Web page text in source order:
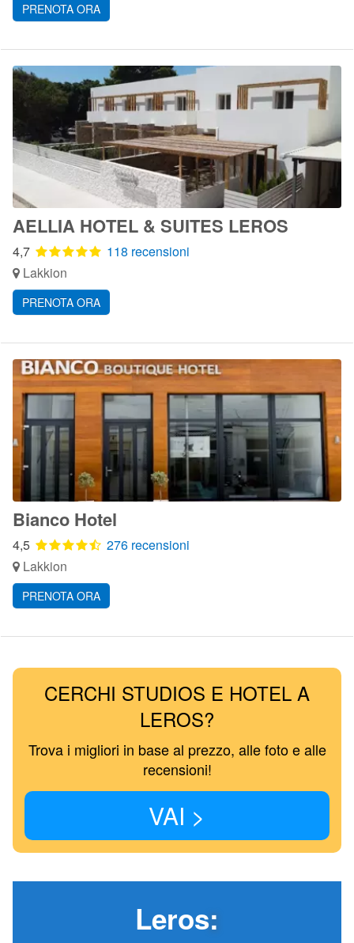
PRENOTA ORA
AELLIA HOTEL & SUITES LEROS
4,7
118 recensioni
Lakkion
PRENOTA ORA
Bianco Hotel
4,5
276 recensioni
Lakkion
PRENOTA ORA
CERCHI STUDIOS E HOTEL A
LEROS?
Trova i migliori in base al prezzo, alle foto e alle
recensioni!
VAI >
Leros: